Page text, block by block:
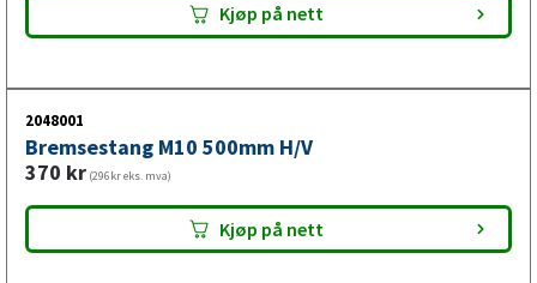
Kjøp på nett
2048001
Bremsestang M10 500mm H/V
370 kr (296kr eks. mva)
Kjøp på nett